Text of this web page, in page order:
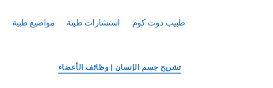
طبيب دوت كوم استشارات طبية مواضيع طبية
التصنيفات
تشريح جسم الإنسان | وظائف الأعضاء